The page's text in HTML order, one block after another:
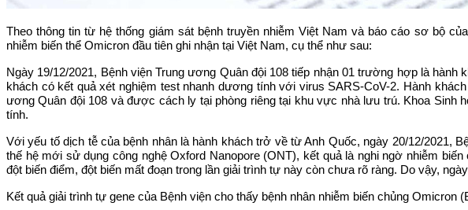
Theo thông tin từ hệ thống giám sát bệnh truyền nhiễm Việt Nam và báo cáo sơ bộ
nhiễm biến thể Omicron đầu tiên ghi nhận tại Việt Nam, cụ thể như sau:
Ngày 19/12/2021, Bệnh viện Trung ương Quân đội 108 tiếp nhận 01 trường hợp là
khách có kết quả xét nghiệm test nhanh dương tính với virus SARS-CoV-2. Hành
ương Quân đội 108 và được cách ly tại phòng riêng tại khu vực nhà lưu trú. Khoa
tính.
Với yếu tố dịch tễ của bệnh nhân là hành khách trở về từ Anh Quốc, ngày 20/12/2021,
thế hệ mới sử dụng công nghệ Oxford Nanopore (ONT), kết quả là nghi ngờ nhiễm
đột biến điểm, đột biến mất đoạn trong lần giải trình tự này còn chưa rõ ràng. Do vậy,
Kết quả giải trình tự gene của Bệnh viện cho thấy bệnh nhân nhiễm biến chủng Omicron